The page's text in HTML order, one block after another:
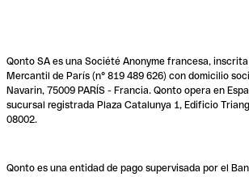
Qonto SA es una Société Anonyme francesa,
Mercantil de París (n° 819 489 626) con domicilio
Navarin, 75009 PARÍS - Francia. Qonto opera en
sucursal registrada Plaza Catalunya 1, Edificio
08002.
Qonto es una entidad de pago supervisada por el